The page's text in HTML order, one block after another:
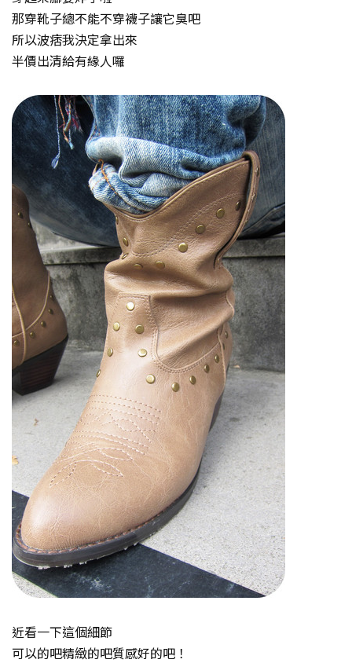
那穿靴子總不能不穿襪子讓它臭吧
所以波痞我決定拿出來
半價出清給有緣人囉
近看一下這個細節
可以的吧精緻的吧質感好的吧！